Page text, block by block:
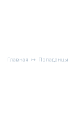
Главная Попаданцы